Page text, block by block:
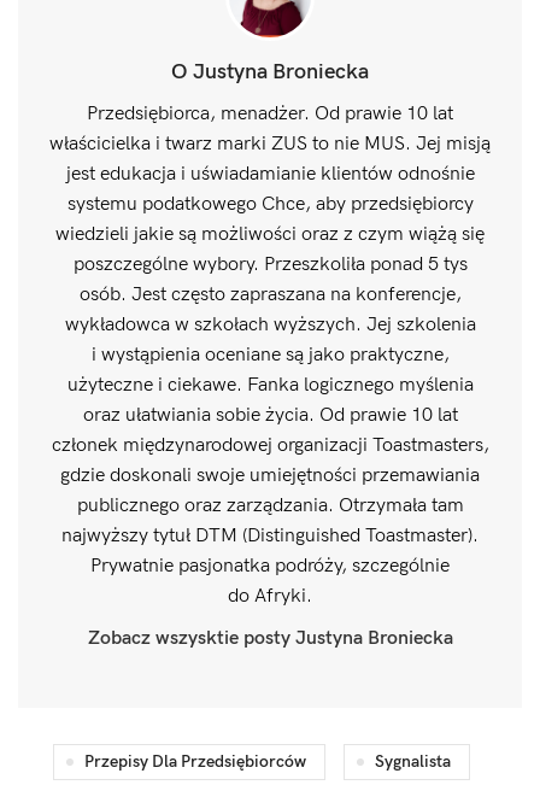
O Justyna Broniecka
Przedsiębiorca, menadżer. Od prawie 10 lat
właścicielka i twarz marki ZUS to nie MUS. Jej misją
jest edukacja i uświadamianie klientów odnośnie
systemu podatkowego Chce, aby przedsiębiorcy
wiedzieli jakie są możliwości oraz z czym wiążą się
poszczególne wybory. Przeszkoliła ponad 5 tys
osób. Jest często zapraszana na konferencje,
wykładowca w szkołach wyższych. Jej szkolenia
i wystąpienia oceniane są jako praktyczne,
użyteczne i ciekawe. Fanka logicznego myślenia
oraz ułatwiania sobie życia. Od prawie 10 lat
członek międzynarodowej organizacji Toastmasters,
gdzie doskonali swoje umiejętności przemawiania
publicznego oraz zarządzania. Otrzymała tam
najwyższy tytuł DTM (Distinguished Toastmaster).
Prywatnie pasjonatka podróży, szczególnie
do Afryki.
Zobacz wszysktie posty Justyna Broniecka
Przepisy Dla Przedsiębiorców Sygnalista